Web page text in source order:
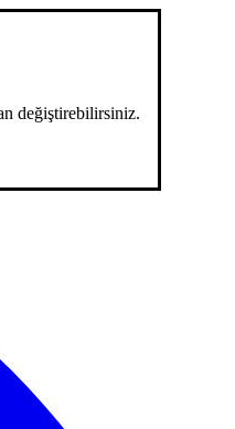
değiştirebilirsiniz.